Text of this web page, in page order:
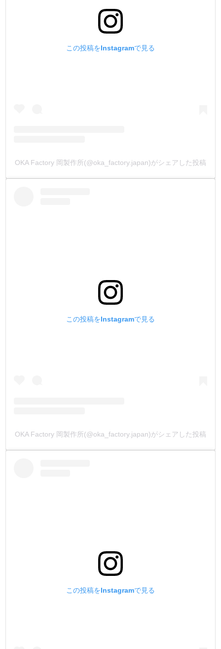
(金具形状により、出来ない又は、ロットが多くなる場合も
この投稿をInstagramで見る
OKA Factory 岡製作所(@oka_factory.japan)がシェアした投稿
この投稿をInstagramで見る
OKA Factory 岡製作所(@oka_factory.japan)がシェアした投稿
この投稿をInstagramで見る